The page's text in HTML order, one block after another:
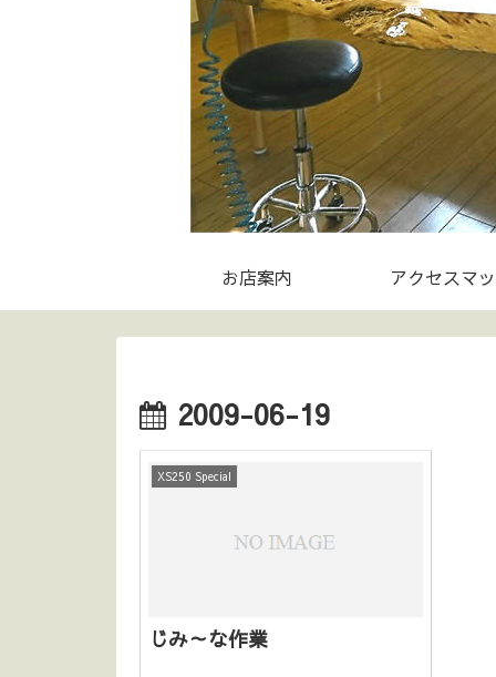
お店案内 アクセスマ
2009-06-19
XS250 Special
じみ～な作業